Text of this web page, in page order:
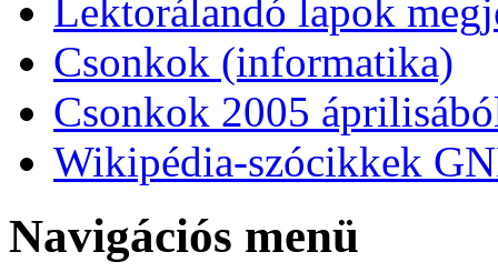
Lektorálandó lapok
Csonkok (informatika)
Csonkok 2005
Wikipédia-szócikkek
Navigációs menü